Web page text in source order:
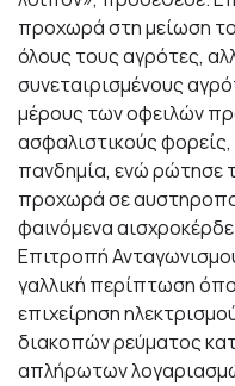
προχωρά στη μείωση
όλους τους αγρότες,
συνεταιρισμένους
μέρους των οφειλών
ασφαλιστικούς
πανδημία, ενώ ρώτησε
προχωρά σε
φαινόμενα
Επιτροπή
γαλλική περίπτωση
επιχείρηση
διακοπών ρεύματος
απλήρωτων